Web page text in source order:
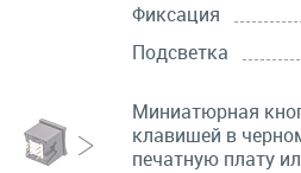
Фиксация
Подсветка
Миниатюрная
клавишей в
печатную плату